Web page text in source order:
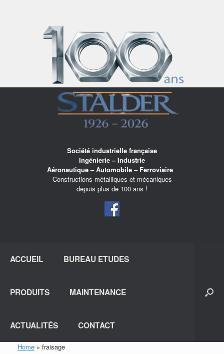
Société industrielle française
Ingénierie – Industrie
Aéronautique – Automobile – Ferroviaire
Constructions métalliques et mécaniques
depuis plus de 100 ans !
ACCUEIL BUREAU ETUDES
PRODUITS MAINTENANCE
ACTUALITÉS CONTACT
Home » fraisage